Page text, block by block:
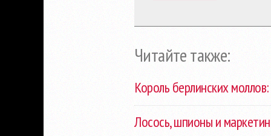
Читайте также:
Король берлинских
Лосось, шпионы и